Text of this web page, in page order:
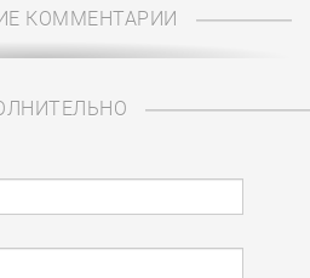
КОММЕНТАРИИ